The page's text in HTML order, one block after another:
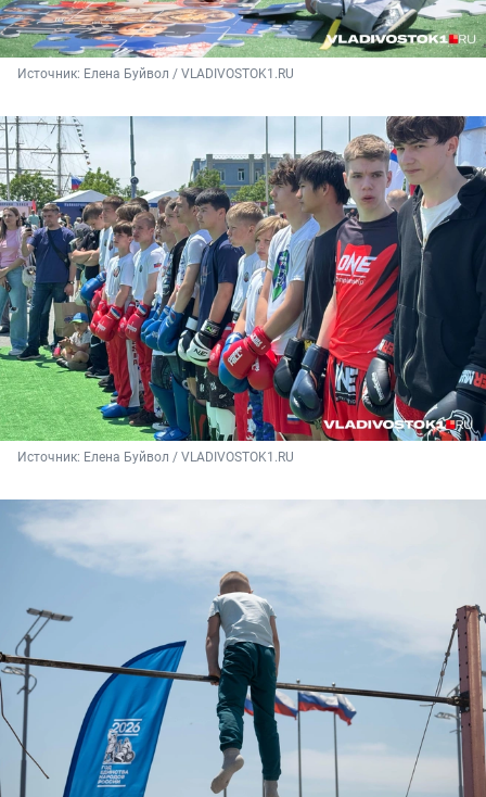
Источник: Елена Буйвол / VLADIVOSTOK1.RU
Источник: Елена Буйвол / VLADIVOSTOK1.RU